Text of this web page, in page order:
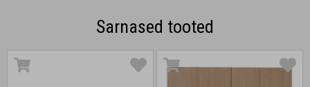
Sarnased tooted